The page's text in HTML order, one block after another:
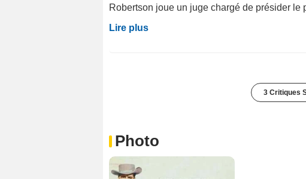
Robertson joue un juge chargé de présider le
Lire plus
3 Critiques
Photo